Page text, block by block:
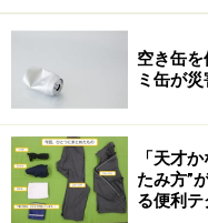
を越えたところで発生
雪崩の前兆とは
携グッズをおさ
空き缶
ミ缶が災
「天才
たみ方”
る便利テ